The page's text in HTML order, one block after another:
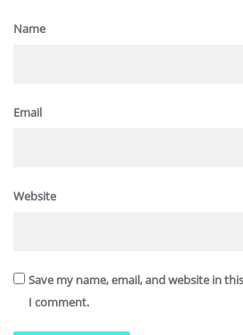
Name
Email
Website
Save my name, email, and website in
I comment.